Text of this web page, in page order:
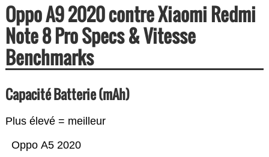
Oppo A9 2020 contre Xiaomi Redmi
Note 8 Pro Specs & Vitesse
Benchmarks
Capacité Batterie (mAh)
Plus élevé = meilleur
Oppo A5 2020